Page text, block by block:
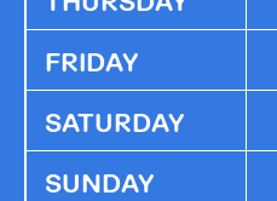
FRIDAY
SATURDAY
SUNDAY